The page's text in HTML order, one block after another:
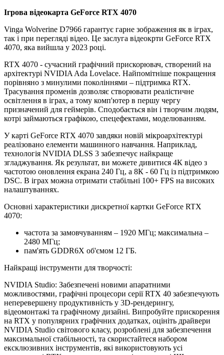
Ігрова відеокарта GeForce RTX 4070
Vinga Wolverine D7966 гарантує гарне зображення як в іграх,
так і при перегляді відео. Це заслуга відеокрти GeForce RTX
4070, яка вийшла у 2023 році.
RTX 4070 - сучасний графічний прискорювач, створений на
архітектурі NVIDIA Ada Lovelace. Найпомітніше покращення
порівняно з минулими поколіннями – підтримка RTX.
Трасування променів дозволяє створювати реалістичне
освітлення в іграх, а тому комп'ютер в першу чергу
призначений для геймерів. Сподобається він і творчим людям,
котрі займаються графікою, спецефектами, моделюванням.
У карті GeForce RTX 4070 завдяки новій мікроархітектурі
реалізовано елементи машинного навчання. Наприклад,
технологія NVIDIA DLSS 3 забезпечує найкраще
згладжування. Як результат, ви можете дивитися 4К відео з
частотою оновлення екрана 240 Гц, а 8К - 60 Гц із підтримкою
DSC. В іграх можна отримати стабільні 100+ FPS на високих
налаштуваннях.
Основні характеристики дискретної картки GeForce RTX
4070:
частота за замовчуванням – 1920 МГц; максимальна –
2480 МГц;
пам'ять GDDR6X об'ємом 12 ГБ.
Найкращі інструменти для творчості:
NVIDIA Studio: Забезпечені новими апаратними
можливостями, графічні процесори серії RTX 40 забезпечують
неперевершену продуктивність у 3D-рендерингу,
відеомонтажі та графічному дизайні. Випробуйте прискорення
на RTX у популярних графічних додатках, оцініть драйвери
NVIDIA Studio світового класу, розроблені для забезпечення
максимальної стабільності, та скористайтеся набором
ексклюзивних інструментів, які використовують усі